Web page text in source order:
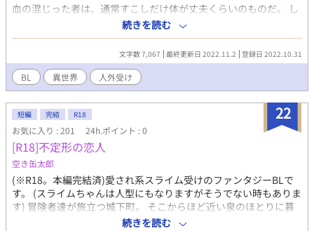
血の混じった者は、通常すこしだけ体が丈夫くらいのものだ。 し
かしリナは先祖返りでサキュバスの特性を強く引き継いでおり、
男ながら定期的に雄の体液を摂取しないとフェロモンが周囲に溢
れ出してしまうという困った体質だった。 どちらかというと真面
目で潔癖なリナのタガが、どうしようもなく外れてしまう夜。 一
晩の相手を求めて訪れた酒場で、信じられないほど相性の良い相
手に巡り合ってしまう。 しかも彼はリナの部下として砦に配属さ
れてきて……。
続きを読む
文字数 7,067 最終更新日 2022.11.2 登録日 2022.10.31
BL 異世界 人外受け
22
短編 完結 R18
お気に入り : 201 24h.ポイント : 0
[R18]不定形の恋人
空き缶太郎
(※R18。本編完結済)愛され系スライム受けのファンタジーBLで
す。 (スライムちゃんは人型にもなりますがそうでない時もありま
す) 冒険者達が旅立つ城下町。 そこからほど近い泉のほとりに暮
らす突然変異、すなわち『亜種』のスライムは巧みな変化スキル
続きを読む